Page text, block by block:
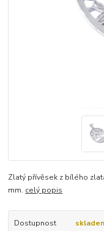
Zlatý přívěsek z bílého
mm. celý popis
Dostupnost